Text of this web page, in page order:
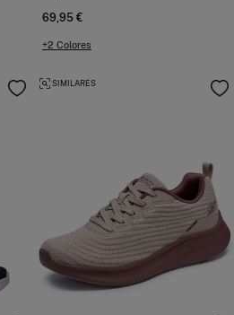
69,95 €
+2 Colores
SIMILARES